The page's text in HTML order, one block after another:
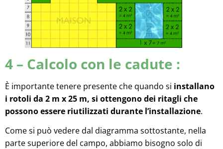
4 – Calcolo con le cadute :
È importante tenere presente che quando si installano
i rotoli da 2 m x 25 m, si ottengono dei ritagli che
possono essere riutilizzati durante l’installazione.
Come si può vedere dal diagramma sottostante, nella
parte superiore del campo, abbiamo bisogno solo di